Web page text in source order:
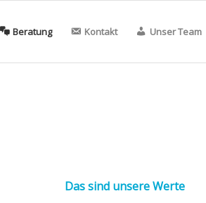
Beratung Kontakt Unser Team
Das sind unsere Werte